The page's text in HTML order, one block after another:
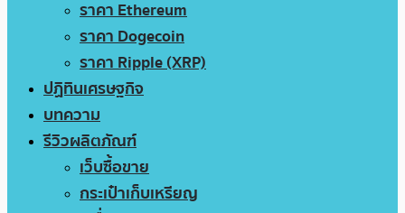
ราคา Ethereum
ราคา Dogecoin
ราคา Ripple (XRP)
ปฏิทินเศรษฐกิจ
บทความ
รีวิวผลิตภัณฑ์
เว็บซื้อขาย
กระเป๋าเก็บเหรียญ